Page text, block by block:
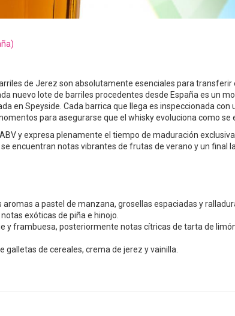
de Jerez son absolutamente esenciales para transferir
nuevo lote de barriles procedentes desde España es un
en Speyside. Cada barrica que llega es inspeccionada con
para asegurarse que el whisky evoluciona como se
y expresa plenamente el tiempo de maduración
encuentran notas vibrantes de frutas de verano y un final
a pastel de manzana, grosellas espaciadas y
exóticas de piña e hinojo.
y frambuesa, posteriormente notas cítricas de tarta de
galletas de cereales, crema de jerez y vainilla.